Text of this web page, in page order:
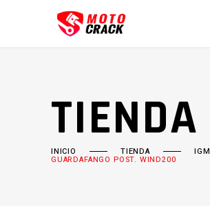
TIENDA
INICIO TIENDA IGM
GUARDAFANGO POST. WIND200